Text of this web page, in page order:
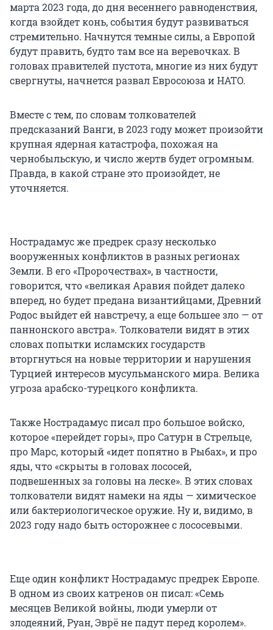
марта 2023 года, до дня весеннего равноденствия,
когда взойдет конь, события будут развиваться
стремительно. Начнутся темные силы, а Европой
будут править, будто там все на веревочках. В
головах правителей пустота, многие из них будут
свергнуты, начнется развал Евросоюза и НАТО.
Вместе с тем, по словам толкователей
предсказаний Ванги, в 2023 году может произойти
крупная ядерная катастрофа, похожая на
чернобыльскую, и число жертв будет огромным.
Правда, в какой стране это произойдет, не
уточняется.
Нострадамус же предрек сразу несколько
вооруженных конфликтов в разных регионах
Земли. В его «Пророчествах», в частности,
говорится, что «великая Аравия пойдет далеко
вперед, но будет предана византийцами, Древний
Родос выйдет ей навстречу, а еще большее зло — от
паннонского австра». Толкователи видят в этих
словах попытки исламских государств
вторгнуться на новые территории и нарушения
Турцией интересов мусульманского мира. Велика
угроза арабско-турецкого конфликта.
Также Нострадамус писал про большое войско,
которое «перейдет горы», про Сатурн в Стрельце,
про Марс, который «идет попятно в Рыбах», и про
яды, что «скрыты в головах лососей,
подвешенных за головы на леске». В этих словах
толкователи видят намеки на яды — химическое
или бактериологическое оружие. Ну и, видимо, в
2023 году надо быть осторожнее с лососевыми.
Еще один конфликт Нострадамус предрек Европе.
В одном из своих катренов он писал: «Семь
месяцев Великой войны, люди умерли от
злодеяний, Руан, Эврё не падут перед королем».